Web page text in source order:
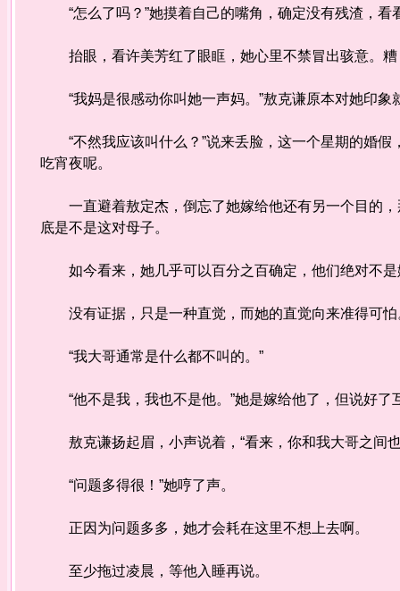
“怎么了吗？”她摸着自己的嘴角，确定没有残渣，看
抬眼，看许美芳红了眼眶，她心里不禁冒出骇意。糟
“我妈是很感动你叫她一声妈。”敖克谦原本对她印象
“不然我应该叫什么？”说来丢脸，这一个星期的婚假
吃宵夜呢。
一直避着敖定杰，倒忘了她嫁给他还有另一个目的，
底是不是这对母子。
如今看来，她几乎可以百分之百确定，他们绝对不是
没有证据，只是一种直觉，而她的直觉向来准得可怕
“我大哥通常是什么都不叫的。”
“他不是我，我也不是他。”她是嫁给他了，但说好了
敖克谦扬起眉，小声说着，“看来，你和我大哥之间
“问题多得很！”她哼了声。
正因为问题多多，她才会耗在这里不想上去啊。
至少拖过凌晨，等他入睡再说。